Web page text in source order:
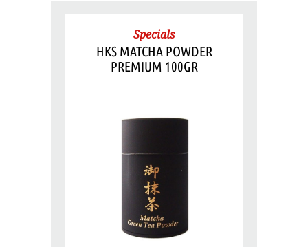
Specials
HKS MATCHA POWDER
PREMIUM 100GR